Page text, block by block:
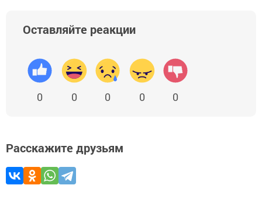
Оставляйте реакции
0 0 0 0 0
Расскажите друзьям